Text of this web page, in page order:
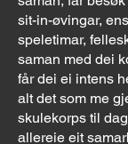
sit-in-øvingar,
speletimar,
saman med dei
får dei ei intens
alt det som me
skulekorps til
allereie eit